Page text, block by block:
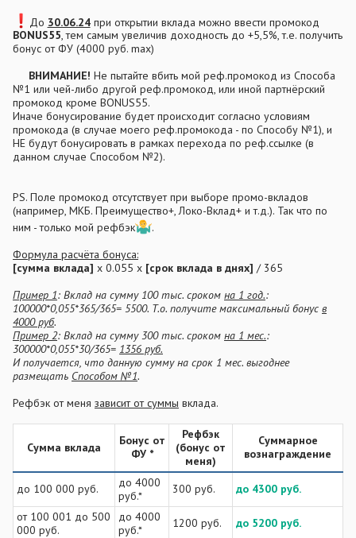
До 30.06.24при открытии вклада можно ввести промокод
BONUS55, тем самым увеличив доходность до +5,5%, т.е. получить
бонус от ФУ (4000 руб. max)
ВНИМАНИЕ! Не пытайте вбить мой реф.промокод из Способа
№1 или чей-либо другой реф.промокод, или иной партнёрский
промокод кроме BONUS55.
Иначе бонусирование будет происходит согласно условиям
промокода (в случае моего реф.промокода - по Способу №1), и
НЕ будут бонусировать в рамках перехода по реф.ссылке (в
данном случае Способом №2).
PS. Поле промокод отсутствует при выборе промо-вкладов
(например, МКБ. Преимущество+, Локо-Вклад+ и т.д.). Так что по
ним - только мой рефбэк
.
Формула расчёта бонуса:
[сумма вклада] x 0.055 x [срок вклада в днях] / 365
Пример 1: Вклад на сумму 100 тыс. сроком на 1 год.:
100000*0,055*365/365= 5500. Т.о. получите максимальный бонус в
4000 руб.
Пример 2: Вклад на сумму 300 тыс. сроком на 1 мес.:
300000*0,055*30/365= 1356 руб.
И получается, что данную сумму на срок 1 мес. выгоднее
размещать Способом №1.
Рефбэк от меня зависит от суммы вклада.
Сумма вклада
Бонус от
ФУ *​
Рефбэк
(бонус от
меня)​
Суммарное
вознаграждение
до 100 000 руб.
до 4000
руб.*
300 руб.
до 4300 руб.
от 100 001 до 500
000 руб.
до 4000
руб.*
1200 руб. до 5200 руб.